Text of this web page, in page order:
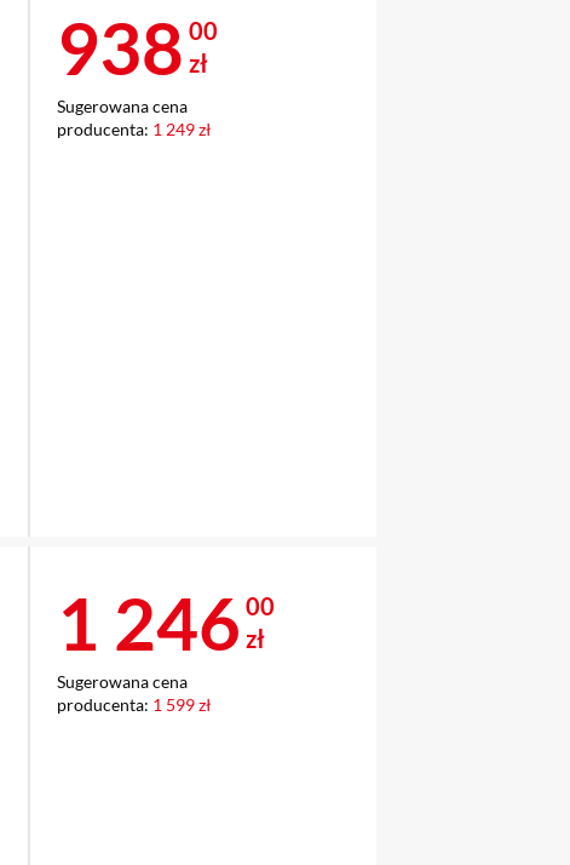
Cena 938 zł
938 00
zł
Sugerowana cena
producenta: 1 249 zł
Cena 1 246 zł
1 246 00
zł
Sugerowana cena
producenta: 1 599 zł